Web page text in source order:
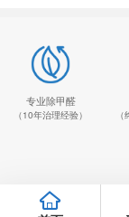
专业除甲醛
（10年治理经验）